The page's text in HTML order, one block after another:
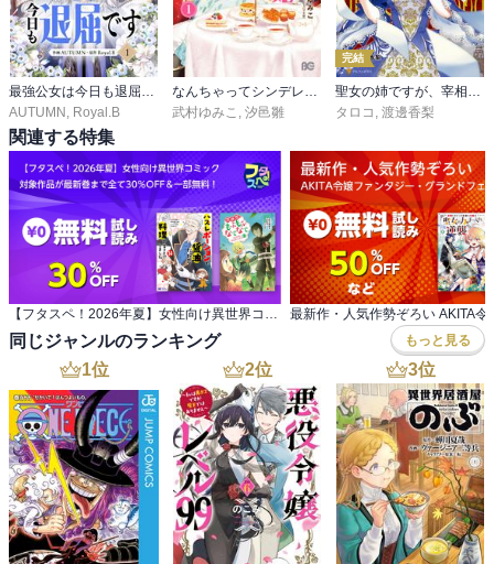
最強公女は今日も退屈です
AUTUMN , Royal.B
なんちゃってシンデレラ 王宮陰謀編
武村ゆみこ , 汐邑雛
完結
聖女の姉ですが、宰相閣下は無能な妹より私がお好きなようですよ？
タロコ , 渡邊香梨
関連する特集
【フタスペ！2026年夏】女性向け異世界コミック 対象作品が最新巻まで全て30％OFF＆一部無料！
同じジャンルのランキング もっと見る
1位 2位 3位